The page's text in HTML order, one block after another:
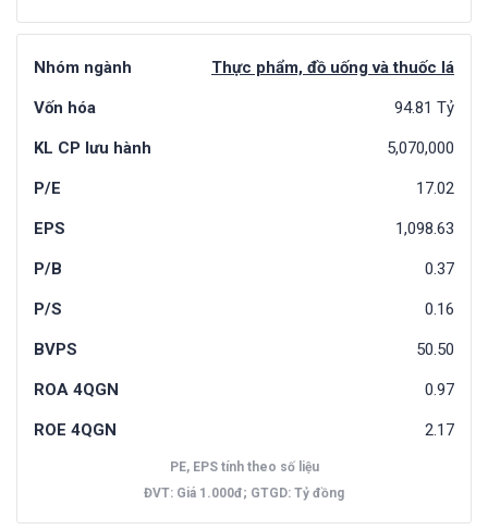
Nhóm ngành Thực phẩm, đồ uống và thuốc lá
Vốn hóa 94.81 Tỷ
KL CP lưu hành 5,070,000
P/E 17.02
EPS 1,098.63
P/B 0.37
P/S 0.16
BVPS 50.50
ROA 4QGN 0.97
ROE 4QGN 2.17
PE, EPS tính theo số liệu
ĐVT: Giá 1.000đ; GTGD: Tỷ đồng